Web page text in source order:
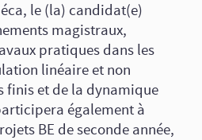
le (la) candidat(e)
magistraux,
pratiques dans les
linéaire et non
finis et de la dynamique
également à
BE de seconde année,